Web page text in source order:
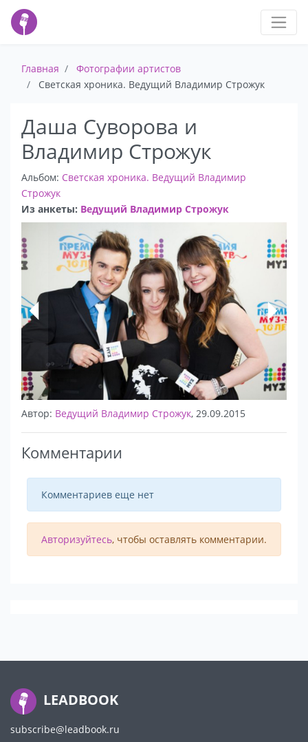
Главная
Фотографии артистов
Светская хроника. Ведущий Владимир Строжук
Даша Суворова и
Владимир Строжук
Альбом: Светская хроника. Ведущий Владимир
Строжук
Из анкеты: Ведущий Владимир Строжук
Автор: Ведущий Владимир Строжук, 29.09.2015
Комментарии
Комментариев еще нет
Авторизуйтесь, чтобы оставлять комментарии.
LEADBOOK
subscribe@leadbook.ru